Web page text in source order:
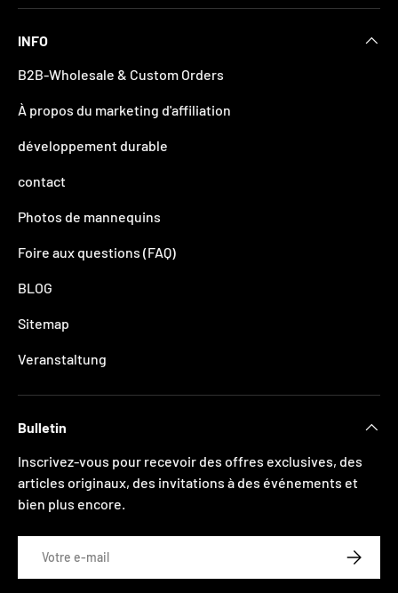
INFO
B2B-Wholesale & Custom Orders
À propos du marketing d'affiliation
développement durable
contact
Photos de mannequins
Foire aux questions (FAQ)
BLOG
Sitemap
Veranstaltung
Bulletin
Inscrivez-vous pour recevoir des offres exclusives, des
articles originaux, des invitations à des événements et
bien plus encore.